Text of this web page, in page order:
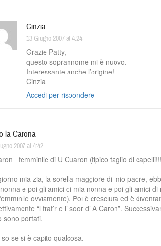
Cinzia
13 Giugno 2007 at 4:24
Grazie Patty,
questo soprannome mi è nuovo.
Interessante anche l’origine!
Cinzia
Accedi per rispondere
la Carona
2007 at 4:42
femminile di U Cuaron (tipico taglio di
mia zia, la sorella maggiore di mio padre,
e poi gli amici di mia nonna e poi gli amici di
ovviamente). Poi è cresciuta ed è
“l frat’r e l’ soor d’ A Caron”.
sono portati.
so se si è capito qualcosa.